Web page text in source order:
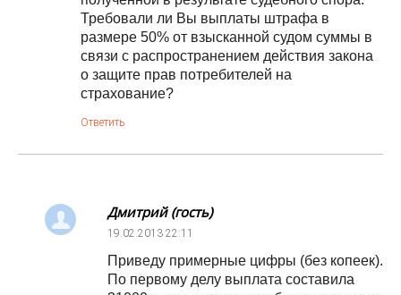
Требовали ли Вы выплаты штрафа в
размере 50% от взысканной судом суммы в
связи с распространением действия закона
о защите прав потребителей на
страхование?
Ответить
Дмитрий (гость)
19.02.2013 22:11
Приведу примерные цифры (без копеек).
По первому делу выплата составила